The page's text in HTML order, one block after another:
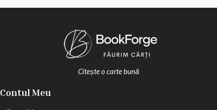
Citește o carte bună
Contul Meu